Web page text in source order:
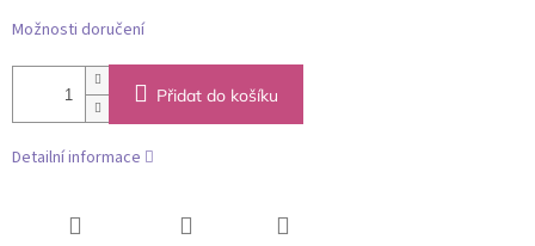
Možnosti doručení
Přidat do košíku
Detailní informace